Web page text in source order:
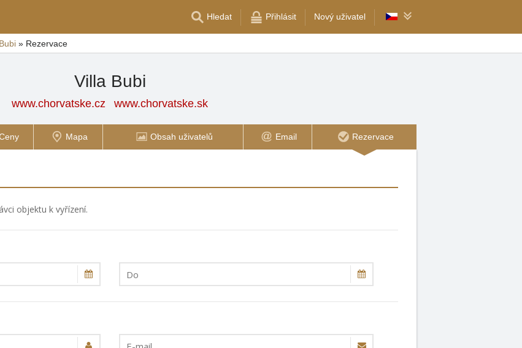
Hledat Přihlásit Nový uživatel
» Rezervace
Villa Bubi
www.chorvatske.cz www.chorvatske.sk
Mapa Obsah uživatelů Email Rezervace
objektu k vyřízení.